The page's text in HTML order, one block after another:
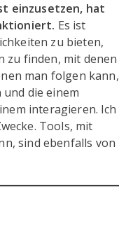
einzusetzen, hat
Es ist
zu bieten,
zu finden, mit denen
man folgen kann,
die einem
interagieren. Ich
Tools, mit
sind ebenfalls von